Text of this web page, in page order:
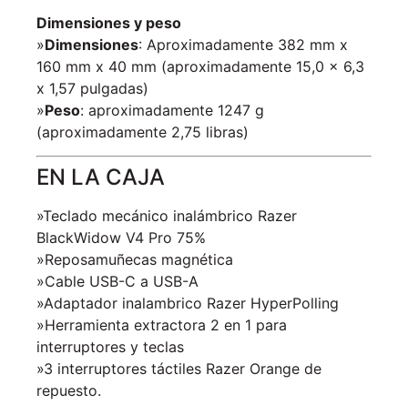
Dimensiones y peso
»Dimensiones: Aproximadamente 382 mm x
160 mm x 40 mm (aproximadamente 15,0 x 6,3
x 1,57 pulgadas)
»Peso: aproximadamente 1247 g
(aproximadamente 2,75 libras)
EN LA CAJA
»Teclado mecánico inalámbrico Razer
BlackWidow V4 Pro 75%
»Reposamuñecas magnética
»Cable USB-C a USB-A
»Adaptador inalambrico Razer HyperPolling
»Herramienta extractora 2 en 1 para
interruptores y teclas
»3 interruptores táctiles Razer Orange de
repuesto.